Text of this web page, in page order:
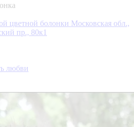
цветной болонки Московская обл.,
пр., 80к1
любви